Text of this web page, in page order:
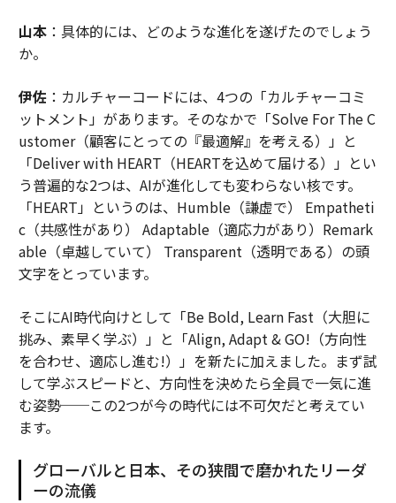
山本：具体的には、どのような進化を遂げたのでしょう
か。
伊佐：カルチャーコードには、4つの「カルチャーコミ
ットメント」があります。そのなかで「Solve For The C
ustomer（顧客にとっての『最適解』を考える）」と
「Deliver with HEART（HEARTを込めて届ける）」とい
う普遍的な2つは、AIが進化しても変わらない核です。
「HEART」というのは、Humble（謙虚で） Empatheti
c（共感性があり） Adaptable（適応力があり）Remark
able（卓越していて） Transparent（透明である）の頭
文字をとっています。
そこにAI時代向けとして「Be Bold, Learn Fast（大胆に
挑み、素早く学ぶ）」と「Align, Adapt & GO!（方向性
を合わせ、適応し進む!）」を新たに加えました。まず試
して学ぶスピードと、方向性を決めたら全員で一気に進
む姿勢──この2つが今の時代には不可欠だと考えてい
ます。
グローバルと日本、その狭間で磨かれたリーダ
ーの流儀